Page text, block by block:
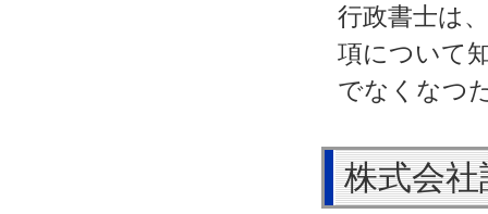
行政書士は
項について
でなくなつ
株式会